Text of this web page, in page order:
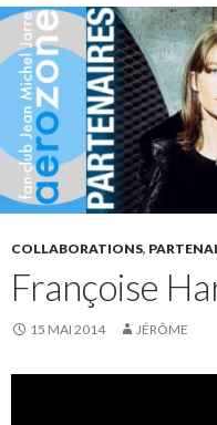
COLLABORATIONS,
Françoise
15 MAI 2014 JÉRÔME